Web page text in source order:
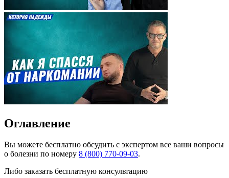
Оглавление
Вы можете бесплатно обсудить с экспертом все ваши вопросы
о болезни по номеру 8 (800) 770-09-03.
Либо заказать бесплатную консультацию